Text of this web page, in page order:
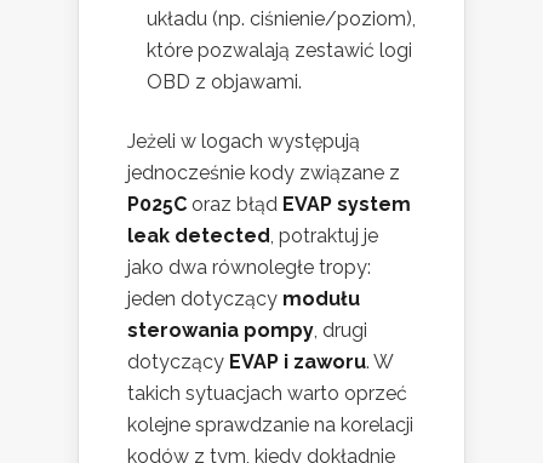
układu (np. ciśnienie/poziom),
które pozwalają zestawić logi
OBD z objawami.
Jeżeli w logach występują
jednocześnie kody związane z
P025C oraz błąd EVAP system
leak detected, potraktuj je
jako dwa równoległe tropy:
jeden dotyczący modułu
sterowania pompy, drugi
dotyczący EVAP i zaworu. W
takich sytuacjach warto oprzeć
kolejne sprawdzanie na korelacji
kodów z tym, kiedy dokładnie